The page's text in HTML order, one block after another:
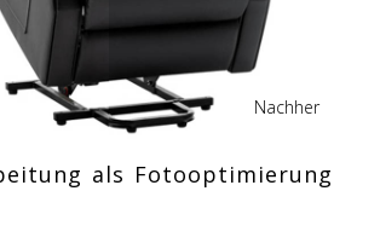
Nachher
als Fotooptimierung